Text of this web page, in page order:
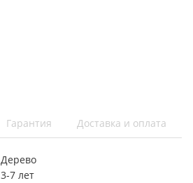
Гарантия
Доставка и оплата
Дерево
3-7 лет